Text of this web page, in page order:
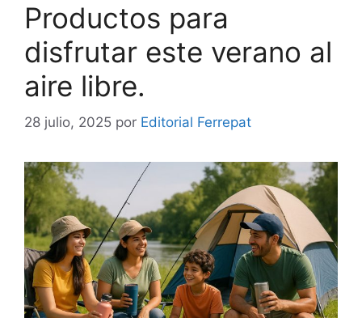
Productos para
disfrutar este verano al
aire libre.
28 julio, 2025 por Editorial Ferrepat